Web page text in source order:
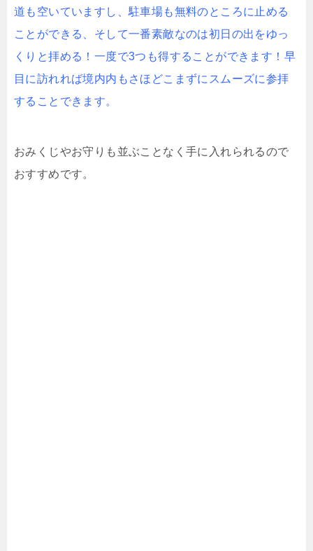
道も空いていますし、駐車場も無料のところに止める
ことができる、そして一番素敵なのは初日の出をゆっ
くりと拝める！一度で3つも得することができます！早
目に訪れれば境内内もさほどこまずにスムーズに参拝
することできます。
おみくじやお守りも並ぶことなく手に入れられるので
おすすめです。